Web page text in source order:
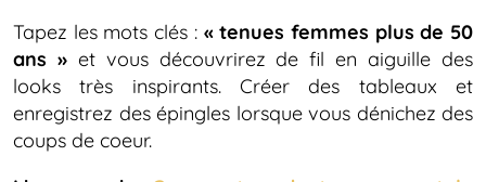
Tapez les mots clés : « tenues femmes plus de 50
ans »et vous découvrirez de fil en aiguille des
looks très inspirants. Créer des tableaux et
enregistrez des épingles lorsque vous dénichez des
coups de coeur.